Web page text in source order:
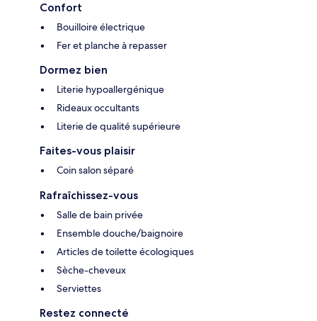
Confort
Bouilloire électrique
Fer et planche à repasser
Dormez bien
Literie hypoallergénique
Rideaux occultants
Literie de qualité supérieure
Faites-vous plaisir
Coin salon séparé
Rafraîchissez-vous
Salle de bain privée
Ensemble douche/baignoire
Articles de toilette écologiques
Sèche-cheveux
Serviettes
Restez connecté